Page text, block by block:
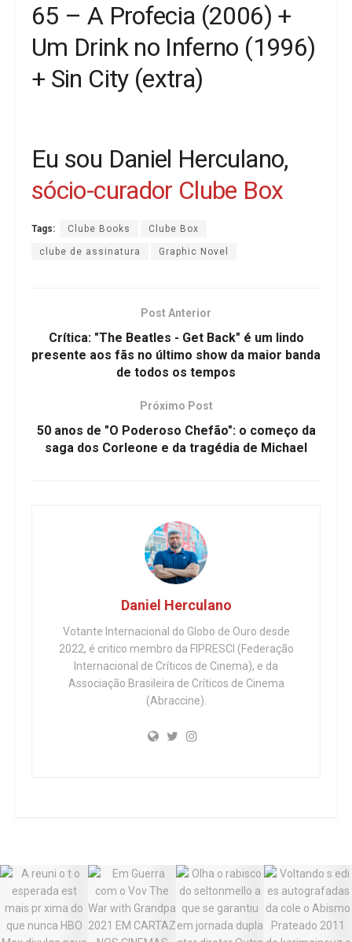
65 – A Profecia (2006) +
Um Drink no Inferno (1996)
+ Sin City (extra)
Eu sou Daniel Herculano,
sócio-curador Clube Box
Tags: Clube Books Clube Box
clube de assinatura Graphic Novel
Post Anterior
Crítica: "The Beatles - Get Back" é um lindo
presente aos fãs no último show da maior banda
de todos os tempos
Próximo Post
50 anos de "O Poderoso Chefão": o começo da
saga dos Corleone e da tragédia de Michael
Daniel Herculano
Votante Internacional do Globo de Ouro desde
2022, é critico membro da FIPRESCI (Federação
Internacional de Críticos de Cinema), e da
Associação Brasileira de Críticos de Cinema
(Abraccine).